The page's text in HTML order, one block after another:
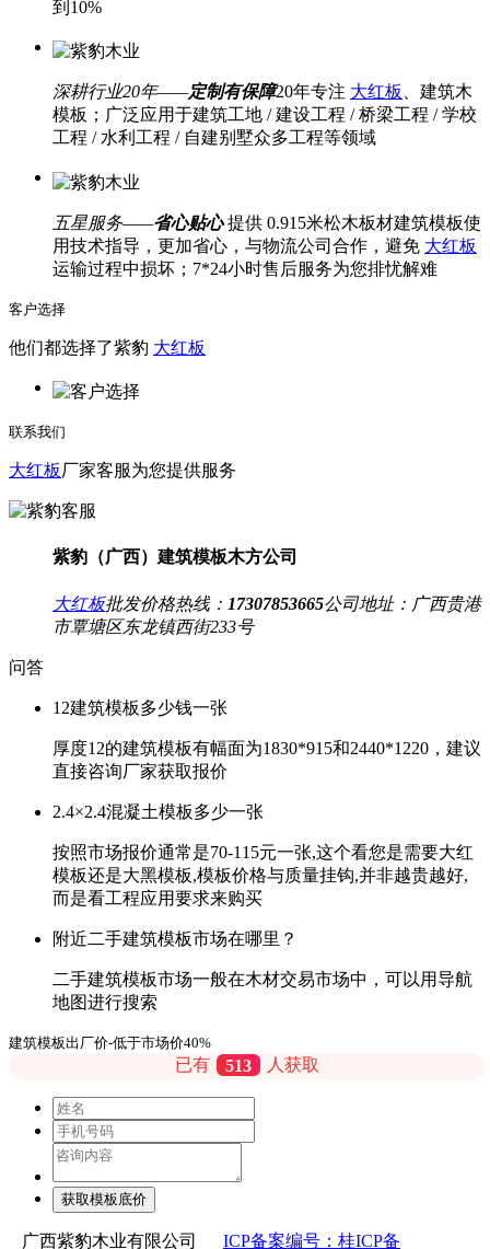
到10%
深耕行业20年——定制有保障20年专注 大红板
、建筑木
模板；广泛应用于建筑工地 / 建设工程 / 桥梁工程 / 学校
工程 / 水利工程 / 自建别墅众多工程等领域
五星服务——省心贴心 提供 0.915米松木板材建筑模板使
用技术指导，更加省心，与物流公司合作，避免 大红板
运输过程中损坏；7*24小时售后服务为您排忧解难
客户选择
他们都选择了紫豹 大红板
联系我们
大红板厂家客服为您提供服务
紫豹（广西）建筑模板木方公司
大红板批发价格热线： 17307853665公司地址： 广西贵港
市覃塘区东龙镇西街233号
问答
12建筑模板多少钱一张
厚度12的建筑模板有幅面为1830*915和2440*1220，建议
直接咨询厂家获取报价
2.4×2.4混凝土模板多少一张
按照市场报价通常是70-115元一张,这个看您是需要大红
模板还是大黑模板,模板价格与质量挂钩,并非越贵越好,
而是看工程应用要求来购买
附近二手建筑模板市场在哪里？
二手建筑模板市场一般在木材交易市场中，可以用导航
地图进行搜索
建筑模板出厂价-低于市场价40%
已有 513 人获取
广西紫豹木业有限公司 ICP备案编号：桂ICP备